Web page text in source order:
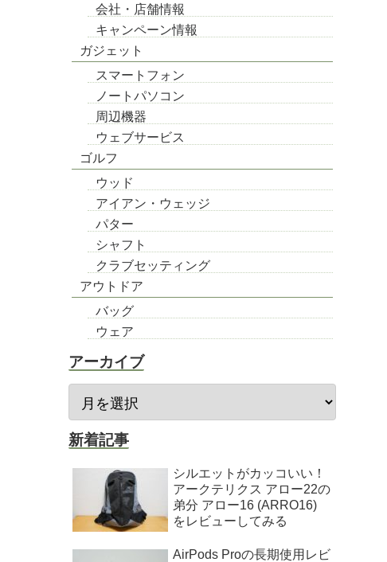
会社・店舗情報
キャンペーン情報
ガジェット
スマートフォン
ノートパソコン
周辺機器
ウェブサービス
ゴルフ
ウッド
アイアン・ウェッジ
パター
シャフト
クラブセッティング
アウトドア
バッグ
ウェア
アーカイブ
新着記事
シルエットがカッコいい！
アークテリクス アロー22の
弟分 アロー16 (ARRO16)
をレビューしてみる
AirPods Proの長期使用レビ